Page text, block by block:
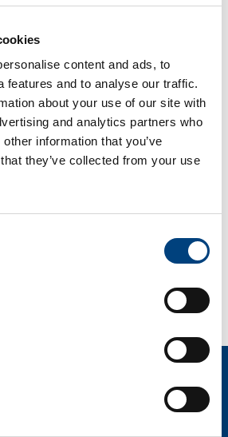
content and ads, to
features and to analyse our traffic.
about your use of our site with
and analytics partners who
information that you’ve
they’ve collected from your use
d'exploitation est
6
de passerelle IIoT à
est prête à relever les
certifiés